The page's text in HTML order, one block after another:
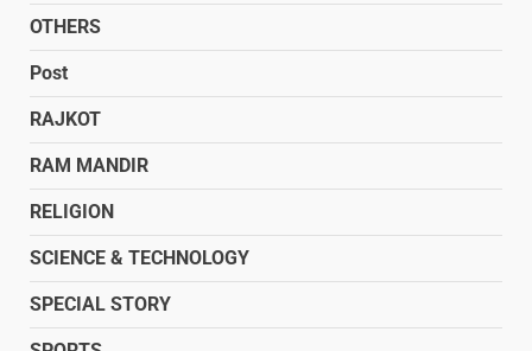
OTHERS
Post
RAJKOT
RAM MANDIR
RELIGION
SCIENCE & TECHNOLOGY
SPECIAL STORY